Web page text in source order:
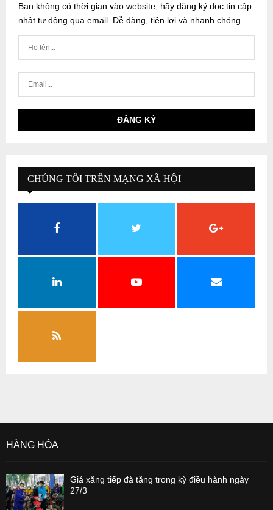
Bạn không có thời gian vào website, hãy đăng ký đọc tin cập
nhật tự động qua email. Dễ dàng, tiện lợi và nhanh chóng...
CHÚNG TÔI TRÊN MẠNG XÃ HỘI
HÀNG HÓA
Giá xăng tiếp đà tăng trong kỳ điều hành ngày
27/3